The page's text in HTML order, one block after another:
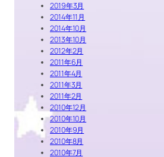
2019年3月
2014年11月
2014年10月
2013年10月
2012年2月
2011年6月
2011年4月
2011年3月
2011年2月
2010年12月
2010年10月
2010年9月
2010年8月
2010年7月